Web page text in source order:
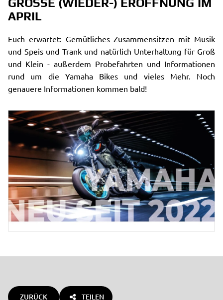
GROSSE (WIEDER-) ERÖFFNUNG IM A
PRIL
Euch erwartet: Gemütliches Zusammensitzen mit Musik
und Speis und Trank und natürlich Unterhaltung für Groß
und Klein - außerdem Probefahrten und Informationen
rund um die Yamaha Bikes und vieles Mehr. Noch
genauere Informationen kommen bald!
ZURÜCK TEILEN